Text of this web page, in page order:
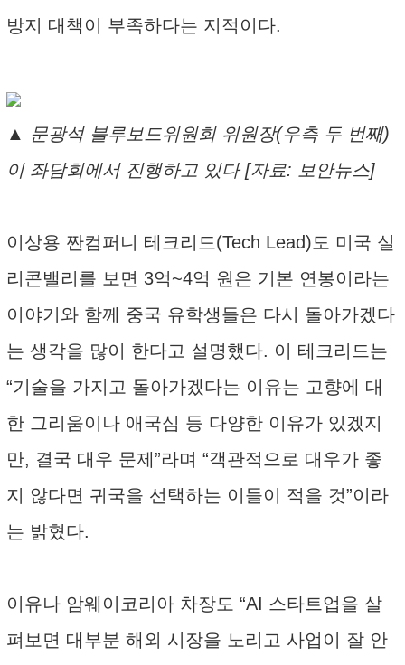
방지 대책이 부족하다는 지적이다.
▲ 문광석 블루보드위원회 위원장(우측 두 번째)
이 좌담회에서 진행하고 있다 [자료: 보안뉴스]
이상용 짠컴퍼니 테크리드(Tech Lead)도 미국 실
리콘밸리를 보면 3억~4억 원은 기본 연봉이라는
이야기와 함께 중국 유학생들은 다시 돌아가겠다
는 생각을 많이 한다고 설명했다. 이 테크리드는
“기술을 가지고 돌아가겠다는 이유는 고향에 대
한 그리움이나 애국심 등 다양한 이유가 있겠지
만, 결국 대우 문제”라며 “객관적으로 대우가 좋
지 않다면 귀국을 선택하는 이들이 적을 것”이라
는 밝혔다.
이유나 암웨이코리아 차장도 “AI 스타트업을 살
펴보면 대부분 해외 시장을 노리고 사업이 잘 안